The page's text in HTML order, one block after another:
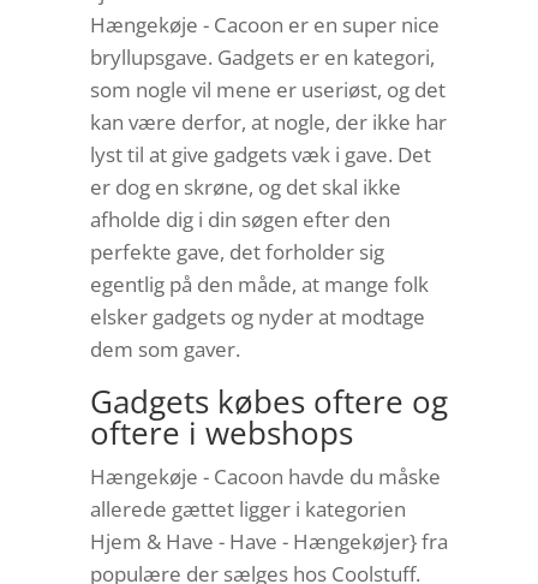
Hængekøje - Cacoon er en super nice
bryllupsgave. Gadgets er en kategori,
som nogle vil mene er useriøst, og det
kan være derfor, at nogle, der ikke har
lyst til at give gadgets væk i gave. Det
er dog en skrøne, og det skal ikke
afholde dig i din søgen efter den
perfekte gave, det forholder sig
egentlig på den måde, at mange folk
elsker gadgets og nyder at modtage
dem som gaver.
Gadgets købes oftere og
oftere i webshops
Hængekøje - Cacoon havde du måske
allerede gættet ligger i kategorien
Hjem & Have - Have - Hængekøjer} fra
populære der sælges hos Coolstuff.